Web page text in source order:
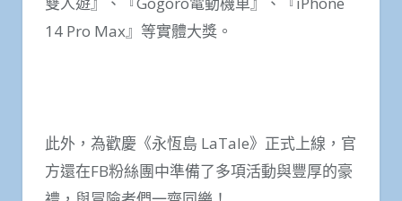
14 Pro Max』等實體大獎。
此外，為歡慶《永恆島 LaTale》正式上線，官
方還在FB粉絲團中準備了多項活動與豐厚的豪